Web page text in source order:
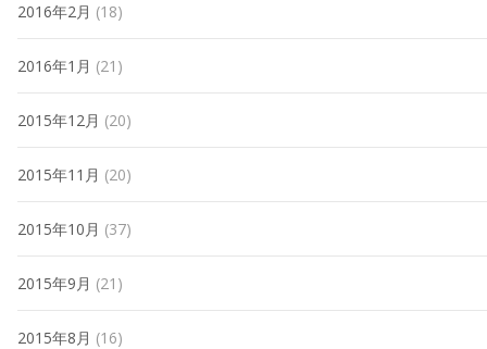
2016年2月 (18)
2016年1月 (21)
2015年12月 (20)
2015年11月 (20)
2015年10月 (37)
2015年9月 (21)
2015年8月 (16)